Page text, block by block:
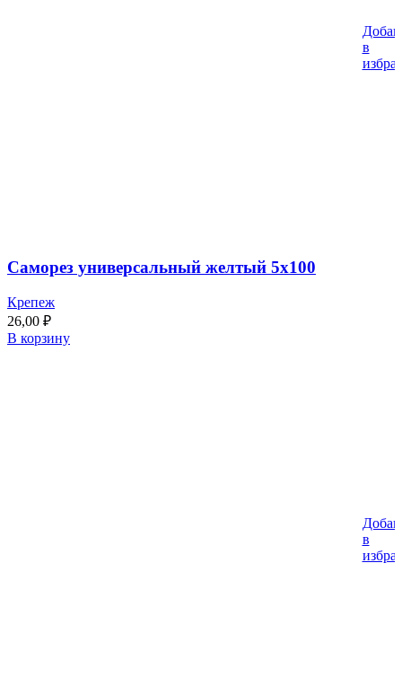
в
Саморез универсальный желтый 5х100
Крепеж
26,00 ₽
В корзину
в